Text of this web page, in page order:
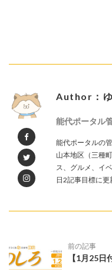
Author：
能代ポータル
能代ポータルの
山本地区（三種
ス、グルメ、イ
日2記事目標に更
前の記事
【1月25日